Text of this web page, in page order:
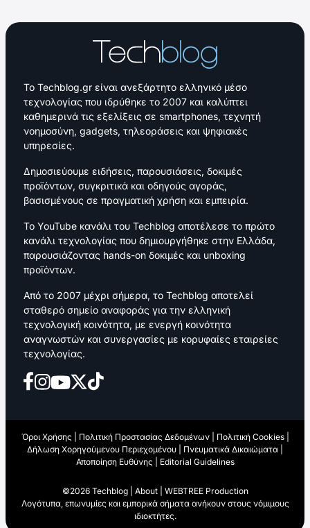
Το Techblog.gr είναι ανεξάρτητο ελληνικό μέσο
τεχνολογίας που ιδρύθηκε το 2007 και καλύπτει
καθημερινά τις εξελίξεις σε smartphones, τεχνητή
νοημοσύνη, gadgets, τηλεοράσεις και ψηφιακές
υπηρεσίες.
Δημοσιεύουμε ειδήσεις, παρουσιάσεις, δοκιμές
προϊόντων, συγκριτικά και οδηγούς αγοράς,
βασισμένους σε πραγματική χρήση και εμπειρία.
Το YouTube κανάλι του Techblog αποτέλεσε το πρώτο
κανάλι τεχνολογίας που δημιουργήθηκε στην Ελλάδα,
παρουσιάζοντας hands-on δοκιμές και unboxing
προϊόντων.
Από το 2007 μέχρι σήμερα, το Techblog αποτελεί
σταθερό σημείο αναφοράς για την ελληνική
τεχνολογική κοινότητα, με ενεργή κοινότητα
αναγνωστών και συνεργασίες με κορυφαίες εταιρείες
τεχνολογίας.
Όροι Χρήσης Πολιτική Προστασίας Δεδομένων| Πολιτική Cookies|
Δήλωση Χορηγούμενου Περιεχομένου
Πνευματικά Δικαιώματα
Αποποίηση Ευθύνης
Editorial Guidelines
©2026 Techblog | About| WEBTREE Production
Λογότυπα, επωνυμίες και εμπορικά σήματα ανήκουν στους νόμιμους
ιδιοκτήτες.